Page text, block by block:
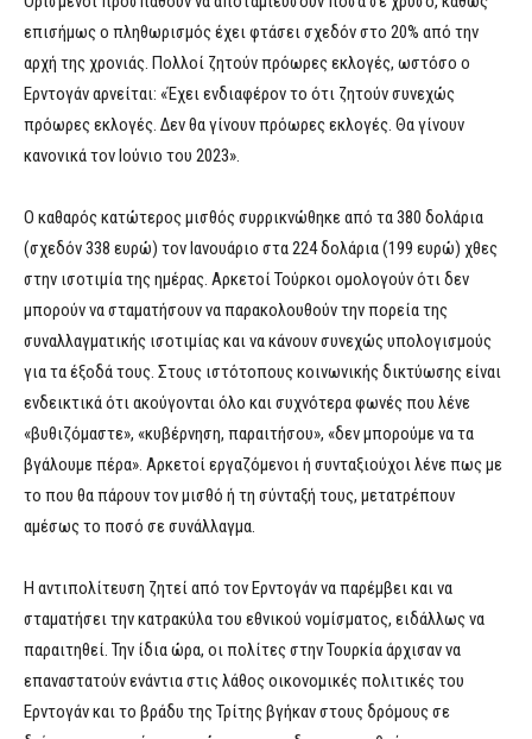
επισήμως ο πληθωρισμός έχει φτάσει σχεδόν στο 20% από την
αρχή της χρονιάς. Πολλοί ζητούν πρόωρες εκλογές, ωστόσο ο
Ερντογάν αρνείται: «Έχει ενδιαφέρον το ότι ζητούν συνεχώς
πρόωρες εκλογές. Δεν θα γίνουν πρόωρες εκλογές. Θα γίνουν
κανονικά τον Ιούνιο του 2023».
Ο καθαρός κατώτερος μισθός συρρικνώθηκε από τα 380 δολάρια
(σχεδόν 338 ευρώ) τον Ιανουάριο στα 224 δολάρια (199 ευρώ) χθες
στην ισοτιμία της ημέρας. Αρκετοί Τούρκοι ομολογούν ότι δεν
μπορούν να σταματήσουν να παρακολουθούν την πορεία της
συναλλαγματικής ισοτιμίας και να κάνουν συνεχώς υπολογισμούς
για τα έξοδά τους. Στους ιστότοπους κοινωνικής δικτύωσης είναι
ενδεικτικά ότι ακούγονται όλο και συχνότερα φωνές που λένε
«βυθιζόμαστε», «κυβέρνηση, παραιτήσου», «δεν μπορούμε να τα
βγάλουμε πέρα». Αρκετοί εργαζόμενοι ή συνταξιούχοι λένε πως με
το που θα πάρουν τον μισθό ή τη σύνταξή τους, μετατρέπουν
αμέσως το ποσό σε συνάλλαγμα.
Η αντιπολίτευση ζητεί από τον Ερντογάν να παρέμβει και να
σταματήσει την κατρακύλα του εθνικού νομίσματος, ειδάλλως να
παραιτηθεί. Την ίδια ώρα, οι πολίτες στην Τουρκία άρχισαν να
επαναστατούν ενάντια στις λάθος οικονομικές πολιτικές του
Ερντογάν και το βράδυ της Τρίτης βγήκαν στους δρόμους σε